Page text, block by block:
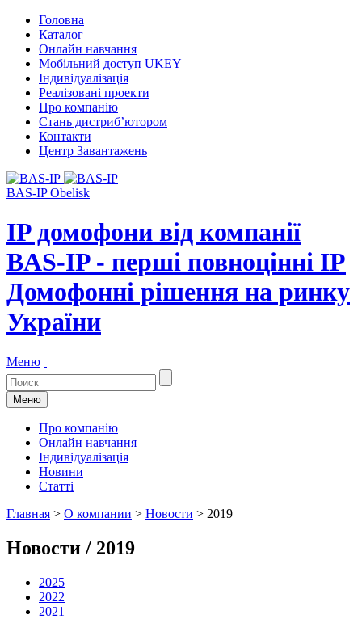
Головна
Каталог
Онлайн навчання
Мобільний доступ UKEY
Індивідуалізація
Реалізовані проекти
Про компанію
Стань дистриб’ютором
Контакти
Центр Завантажень
BAS-IP Obelisk
IP домофони від компанії
BAS-IP - перші повноцінні IP
Домофонні рішення на ринку
України
Меню
Меню
Про компанію
Онлайн навчання
Індивідуалізація
Новини
Статті
Главная > О компании > Новости > 2019
Новости / 2019
2025
2022
2021